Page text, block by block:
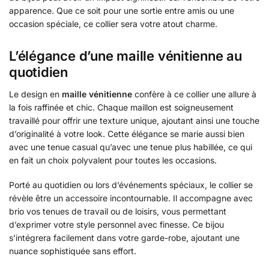
apparence. Que ce soit pour une sortie entre amis ou une
occasion spéciale, ce collier sera votre atout charme.
L’élégance d’une maille vénitienne au
quotidien
Le design en maille vénitienne confère à ce collier une allure à
la fois raffinée et chic. Chaque maillon est soigneusement
travaillé pour offrir une texture unique, ajoutant ainsi une touche
d’originalité à votre look. Cette élégance se marie aussi bien
avec une tenue casual qu’avec une tenue plus habillée, ce qui
en fait un choix polyvalent pour toutes les occasions.
Porté au quotidien ou lors d’événements spéciaux, le collier se
révèle être un accessoire incontournable. Il accompagne avec
brio vos tenues de travail ou de loisirs, vous permettant
d’exprimer votre style personnel avec finesse. Ce bijou
s’intégrera facilement dans votre garde-robe, ajoutant une
nuance sophistiquée sans effort.